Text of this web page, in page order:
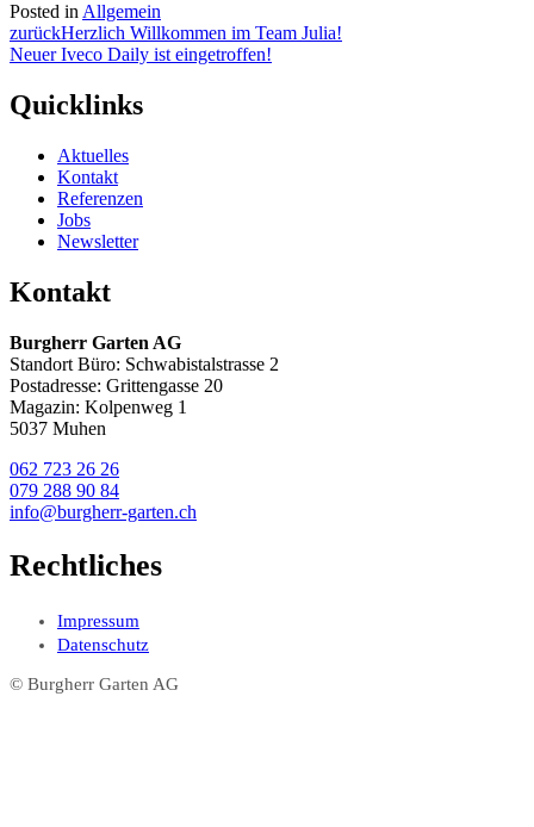
Posted in Allgemein
zurück
Beitragsnavigation
Herzlich Willkommen im Team Julia!
Neuer Iveco Daily ist eingetroffen!
Quicklinks
Aktuelles
Kontakt
Referenzen
Jobs
Newsletter
Kontakt
Burgherr Garten AG
Standort Büro: Schwabistalstrasse 2
Postadresse: Grittengasse 20
Magazin: Kolpenweg 1
5037 Muhen
062 723 26 26
079 288 90 84
info@burgherr-garten.ch
Rechtliches
Impressum
Datenschutz
© Burgherr Garten AG